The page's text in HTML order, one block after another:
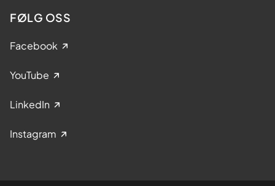
FØLG OSS
Facebook
YouTube
LinkedIn
Instagram